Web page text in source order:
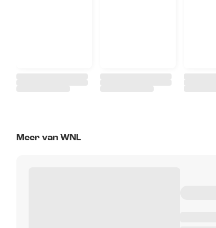
Meer van WNL